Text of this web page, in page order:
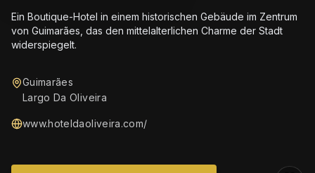
Ein Boutique-Hotel in einem historischen Gebäude im Zentrum
von Guimarães, das den mittelalterlichen Charme der Stadt
widerspiegelt.
Guimarães
Largo Da Oliveira
www.hoteldaoliveira.com/